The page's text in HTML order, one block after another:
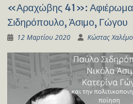
«Αραχώβης 41»: Αφιέρωμα
Σιδηρόπουλο, Άσιμο, Γώγου
12 Μαρτίου 2020 Κώστας